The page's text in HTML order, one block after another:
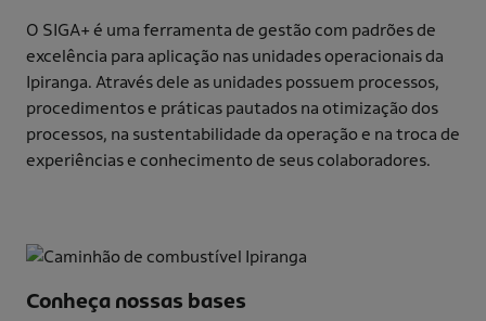
O SIGA+ é uma ferramenta de gestão com padrões de
excelência para aplicação nas unidades operacionais da
Ipiranga. Através dele as unidades possuem processos,
procedimentos e práticas pautados na otimização dos
processos, na sustentabilidade da operação e na troca de
experiências e conhecimento de seus colaboradores.
Conheça nossas bases